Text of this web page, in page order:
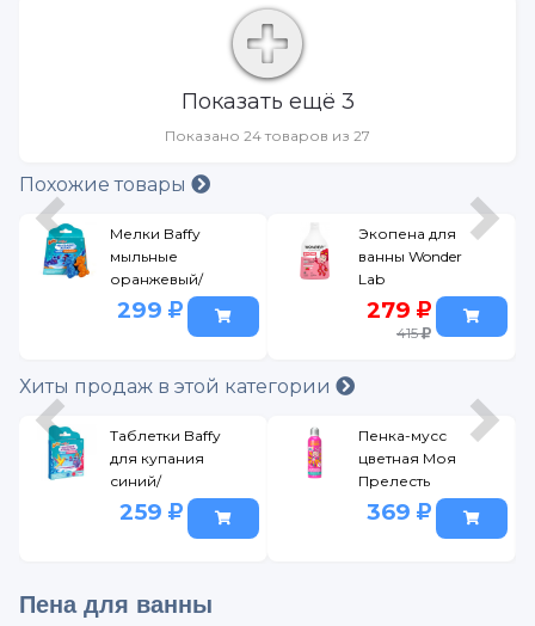
Показать ещё 3
Показано 24 товаров из 27
Похожие товары
Мелки Baffy
мыльные
оранжевый/
синий, р.
299
Экопена для
ванны Wonder
Lab
Малиновые
облака 540 мл
279
415
Хиты продаж в этой категории
Таблетки Baffy
для купания
синий/
малиновый, р.
259
Пенка-мусс
цветная Моя
Прелесть
Сказочный
369
Пена для ванны